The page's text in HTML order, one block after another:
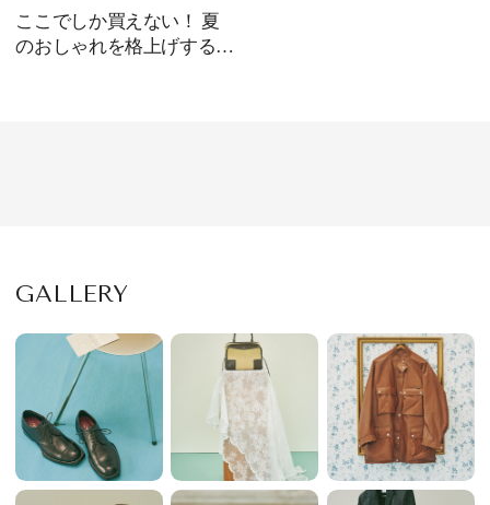
ここでしか買えない！ 夏
のおしゃれを格上げする
GALLERY